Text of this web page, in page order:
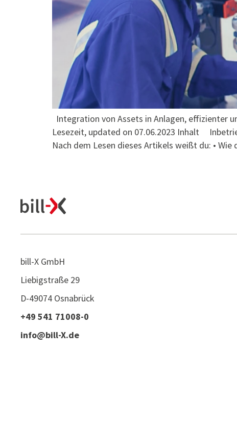
Integration von Assets in Anlagen, effizienter
Lesezeit, updated on 07.06.2023 Inhalt
Nach dem Lesen dieses Artikels weißt du: •
bill-X GmbH
Liebigstraße 29
D-49074 Osnabrück
+49 541 71008-0
info@bill-X.de